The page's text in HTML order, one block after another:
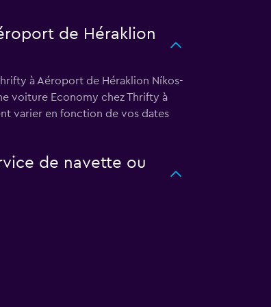
de Héraklion
à Aéroport de Héraklion Níkos-
voiture Economy chez Thrifty à
varier en fonction de vos dates
de navette ou